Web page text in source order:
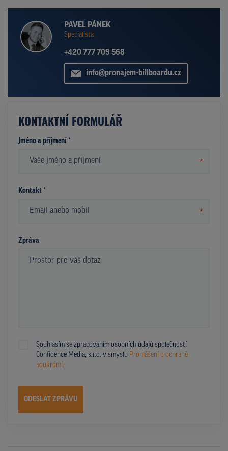
PAVEL PÁNEK
Specialista
+420 777 709 568
info@pronajem-billboardu.cz
KONTAKTNÍ FORMULÁŘ
Jméno a příjmení *
*
Kontakt *
*
Zpráva
Souhlasím se zpracováním osobních údajů společností
Confidence Media, s.r.o. v smyslu Prohlášení o ochraně
soukromí.
ODESLAT ZPRÁVU